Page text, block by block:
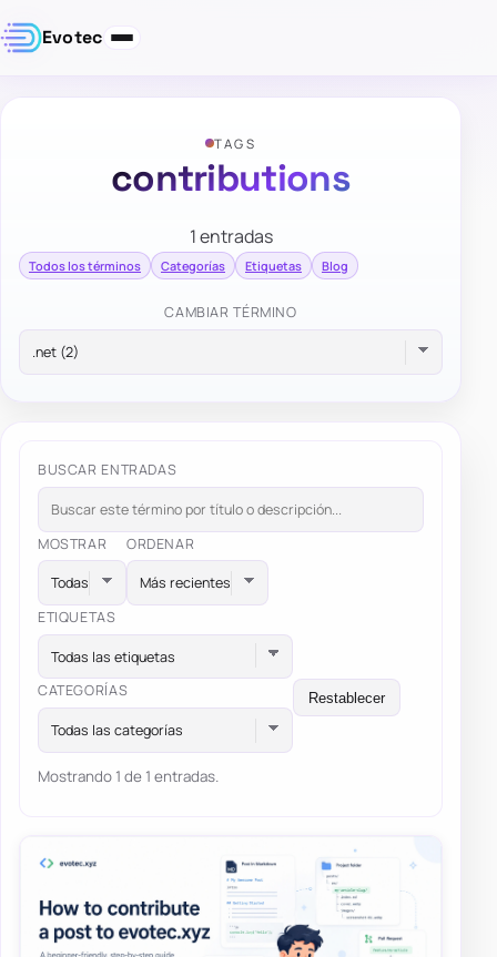
Evotec
TAGS
contributions
1 entradas
Todos los términos Categorías Etiquetas Blog
CAMBIAR TÉRMINO
BUSCAR ENTRADAS
MOSTRAR ORDENAR
ETIQUETAS
Todas las etiquetas
CATEGORÍAS
Todas las categorías
Restablecer
Mostrando 1 de 1 entradas.